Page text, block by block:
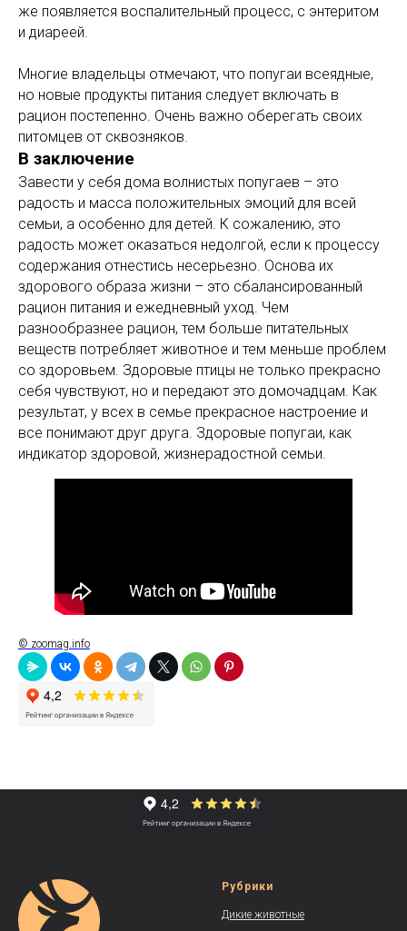
же появляется воспалительный процесс, с энтеритом
и диареей.
Многие владельцы отмечают, что попугаи всеядные,
но новые продукты питания следует включать в
рацион постепенно. Очень важно оберегать своих
питомцев от сквозняков.
В заключение
Завести у себя дома волнистых попугаев – это
радость и масса положительных эмоций для всей
семьи, а особенно для детей. К сожалению, это
радость может оказаться недолгой, если к процессу
содержания отнестись несерьезно. Основа их
здорового образа жизни – это сбалансированный
рацион питания и ежедневный уход. Чем
разнообразнее рацион, тем больше питательных
веществ потребляет животное и тем меньше проблем
со здоровьем. Здоровые птицы не только прекрасно
себя чувствуют, но и передают это домочадцам. Как
результат, у всех в семье прекрасное настроение и
все понимают друг друга. Здоровые попугаи, как
индикатор здоровой, жизнерадостной семьи.
© zoomag.info
Рубрики
Дикие животные